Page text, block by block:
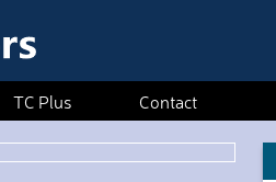
TC Plus Contact